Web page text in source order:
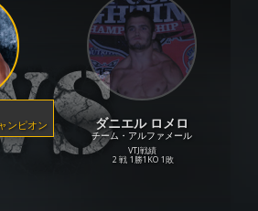
ンピオン
ダニエル ロメロ
チーム・アルファメール
VTJ戦績
2 戦 1勝1KO 1敗